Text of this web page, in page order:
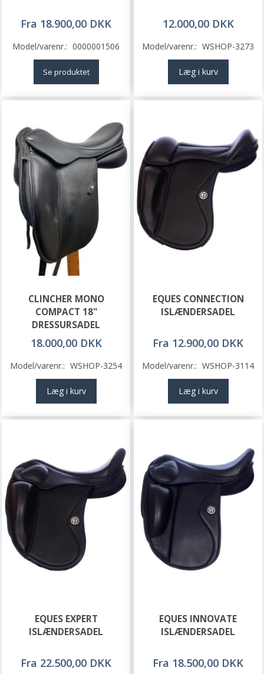
Fra 18.900,00 DKK
Model/varenr.: 0000001506
Se produktet
12.000,00 DKK
Model/varenr.: WSHOP-3273
Læg i kurv
CLINCHER MONO
COMPACT 18"
DRESSURSADEL
18.000,00 DKK
Model/varenr.: WSHOP-3254
Læg i kurv
EQUES CONNECTION
ISLÆNDERSADEL
Fra 12.900,00 DKK
Model/varenr.: WSHOP-3114
Læg i kurv
EQUES EXPERT
ISLÆNDERSADEL
Fra 22.500,00 DKK
EQUES INNOVATE
ISLÆNDERSADEL
Fra 18.500,00 DKK